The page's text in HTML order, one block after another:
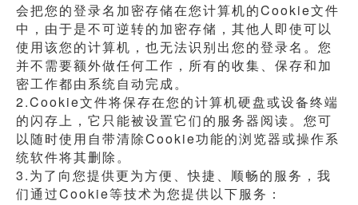
会把您的登录名加密存储在您计算机的Cookie文件
中，由于是不可逆转的加密存储，其他人即使可以
使用该您的计算机，也无法识别出您的登录名。您
并不需要额外做任何工作，所有的收集、保存和加
密工作都由系统自动完成。
2.Cookie文件将保存在您的计算机硬盘或设备终端
的闪存上，它只能被设置它们的服务器阅读。您可
以随时使用自带清除Cookie功能的浏览器或操作系
统软件将其删除。
3.为了向您提供更为方便、快捷、顺畅的服务，我
们通过Cookie等技术为您提供以下服务：